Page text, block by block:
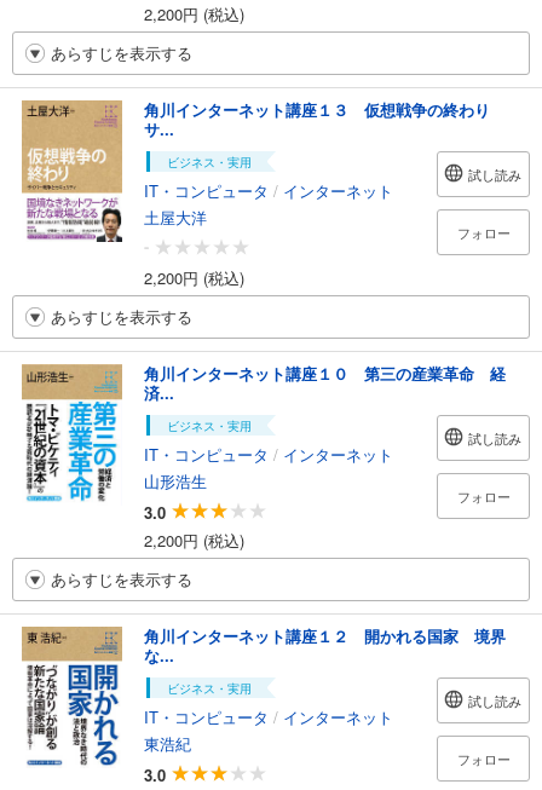
2,200円 (税込)
あらすじを表示する
角川インターネット講座１３ 仮想戦争の終わり
サ...
ビジネス・実用
IT・コンピュータ / インターネット
土屋大洋
-
2,200円 (税込)
試し読み
フォロー
あらすじを表示する
角川インターネット講座１０ 第三の産業革命 経
済...
ビジネス・実用
IT・コンピュータ / インターネット
山形浩生
3.0
2,200円 (税込)
試し読み
フォロー
あらすじを表示する
角川インターネット講座１２ 開かれる国家 境界
な...
ビジネス・実用
IT・コンピュータ / インターネット
東浩紀
3.0
試し読み
フォロー